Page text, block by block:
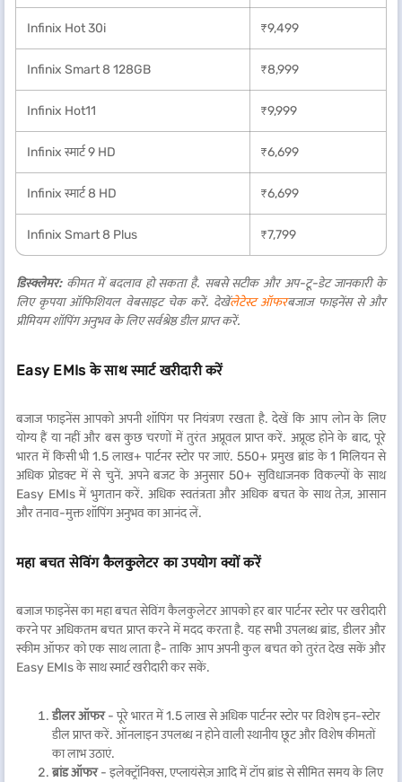
Infinix Hot 30i ₹9,499
Infinix Smart 8 128GB ₹8,999
Infinix Hot11 ₹9,999
Infinix स्मार्ट 9 HD ₹6,699
Infinix स्मार्ट 8 HD ₹6,699
Infinix Smart 8 Plus ₹7,799
डिस्क्लेमर: कीमत में बदलाव हो सकता है. सबसे सटीक और अप-टू-डेट जानकारी के
लिए कृपया ऑफिशियल वेबसाइट चेक करें. देखेंलेटेस्ट ऑफरबजाज फाइनेंस से और
प्रीमियम शॉपिंग अनुभव के लिए सर्वश्रेष्ठ डील प्राप्त करें.
Easy EMIs के साथ स्मार्ट खरीदारी करें
बजाज फाइनेंस आपको अपनी शॉपिंग पर नियंत्रण रखता है. देखें कि आप लोन के लिए
योग्य हैं या नहीं और बस कुछ चरणों में तुरंत अप्रूवल प्राप्त करें. अप्रूव्ड होने के बाद, पूरे
भारत में किसी भी 1.5 लाख+ पार्टनर स्टोर पर जाएं. 550+ प्रमुख ब्रांड के 1 मिलियन से
अधिक प्रोडक्ट में से चुनें. अपने बजट के अनुसार 50+ सुविधाजनक विकल्पों के साथ
Easy EMIs में भुगतान करें. अधिक स्वतंत्रता और अधिक बचत के साथ तेज़, आसान
और तनाव-मुक्त शॉपिंग अनुभव का आनंद लें.
महा बचत सेविंग कैलकुलेटर का उपयोग क्यों करें
बजाज फाइनेंस का महा बचत सेविंग कैलकुलेटर आपको हर बार पार्टनर स्टोर पर खरीदारी
करने पर अधिकतम बचत प्राप्त करने में मदद करता है. यह सभी उपलब्ध ब्रांड, डीलर और
स्कीम ऑफर को एक साथ लाता है- ताकि आप अपनी कुल बचत को तुरंत देख सकें और
Easy EMIs के साथ स्मार्ट खरीदारी कर सकें.
डीलर ऑफर- पूरे भारत में 1.5 लाख से अधिक पार्टनर स्टोर पर विशेष इन-स्टोर
डील प्राप्त करें. ऑनलाइन उपलब्ध न होने वाली स्थानीय छूट और विशेष कीमतों
का लाभ उठाएं.
ब्रांड ऑफर- इलेक्ट्रॉनिक्स, एप्लायंसेज़ आदि में टॉप ब्रांड से सीमित समय के लिए